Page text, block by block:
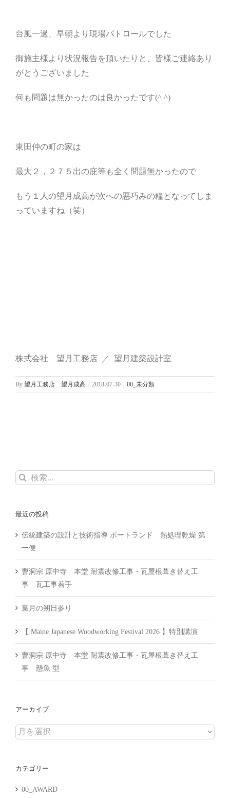
台風一過、早朝より現場パトロールでした
御施主様より状況報告を頂いたりと、皆様ご連絡あり
がとうございました
何も問題は無かったのは良かったです(^ ^)
東田仲の町の家は
最大２，２７５出の庇等も全く問題無かったので
もう１人の望月成高が次への悪巧みの糧となってしま
っていますね（笑）
株式会社 望月工務店 ／ 望月建築設計室
By 望月工務店 望月成高 2018-07-30 00_未分類
検
最近の投稿
伝統建築の設計と技術指導 ポートランド 熱処理乾燥 第
一便
曹洞宗 原中寺 本堂 耐震改修工事・瓦屋根葺き替え工
事 瓦工事着手
葉月の朔日参り
【 Maine Japanese Woodworking Festival 2026 】特別講演
曹洞宗 原中寺 本堂 耐震改修工事・瓦屋根葺き替え工
事 懸魚 型
アーカイブ
ア
イ
カテゴリー
00_AWARD